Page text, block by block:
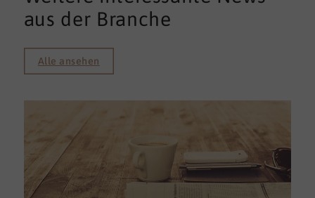
aus der Branche
Alle ansehen